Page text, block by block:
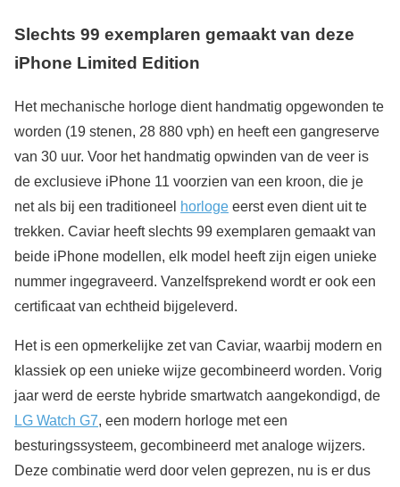
Slechts 99 exemplaren gemaakt van deze
iPhone Limited Edition
Het mechanische horloge dient handmatig opgewonden te
worden (19 stenen, 28 880 vph) en heeft een gangreserve
van 30 uur. Voor het handmatig opwinden van de veer is
de exclusieve iPhone 11 voorzien van een kroon, die je
net als bij een traditioneel horloge eerst even dient uit te
trekken. Caviar heeft slechts 99 exemplaren gemaakt van
beide iPhone modellen, elk model heeft zijn eigen unieke
nummer ingegraveerd. Vanzelfsprekend wordt er ook een
certificaat van echtheid bijgeleverd.
Het is een opmerkelijke zet van Caviar, waarbij modern en
klassiek op een unieke wijze gecombineerd worden. Vorig
jaar werd de eerste hybride smartwatch aangekondigd, de
LG Watch G7, een modern horloge met een
besturingssysteem, gecombineerd met analoge wijzers.
Deze combinatie werd door velen geprezen, nu is er dus